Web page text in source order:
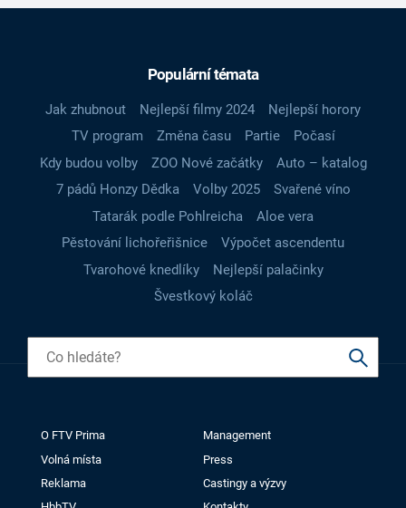
Populární témata
Jak zhubnout Nejlepší filmy 2024
Nejlepší horory
TV program
Změna času Partie
Počasí
Kdy budou volby
ZOO Nové začátky
Auto – katalog
7 pádů Honzy Dědka
Volby 2025
Svařené víno
Tatarák podle Pohlreicha
Aloe vera
Pěstování lichořeřišnice
Výpočet ascendentu
Tvarohové knedlíky
Nejlepší palačinky
Švestkový koláč
O FTV Prima
Management
Volná místa
Press
Reklama
Castingy a výzvy